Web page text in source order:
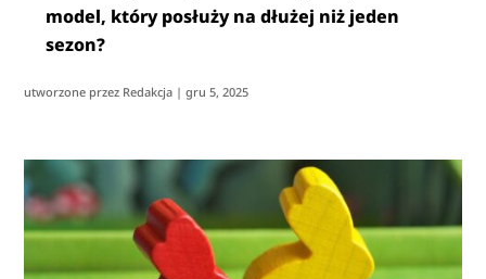
model, który posłuży na dłużej niż jeden
sezon?
utworzone przez Redakcja |gru 5, 2025